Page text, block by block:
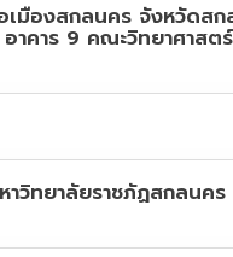
เมืองสกลนคร จังหวัดส
คาร 9 คณะวิทยาศาสต
วิทยาลัยราชภัฏสกลนคร